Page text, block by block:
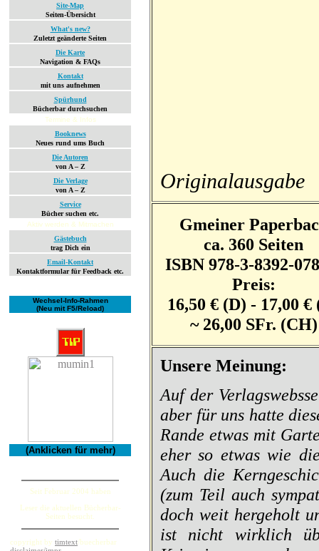
Site-Map
Seiten-Übersicht
What's new?
Zuletzt geänderte Seiten
Die Karte
Navigation & FAQs
Kontakt
mit uns aufnehmen
Spürhund
Bücherbar durchsuchen
Termine & Infos
Booknews
Neues rund ums Buch
Die Autoren
von A – Z
Die Verlage
von A – Z
Service
Bücher suchen etc.
Aktiv werden & Mitmachen
Gästebuch
trag Dich ein
Email-Kontakt
Kontaktformular für Feedback etc.
Wechsel-Info-Rahmen
(Neu mit F5/Reload)
(Anklicken für mehr)
Seit Februar 2004 haben
Leser die aktuellen Bücherbar-
Seiten besucht.
copyright by timtext/buecherbar
Originalausgabe
Gmeiner
ca. 360 Seiten
ISBN 978-3-8392-
Preis:
16,50 € (D) - 17,00 €
~ 26,00 SFr. (CH)
Unsere Meinung:
Auf der
aber für uns hatte
Rande etwas mit
eher so etwas wie
Auch die
(zum Teil auch
doch weit hergeholt
ist nicht wirklich